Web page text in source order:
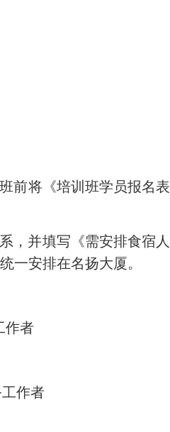
前将《培训班学员报名
，并填写《需安排食宿
一安排在名扬大厦。
作者
作者